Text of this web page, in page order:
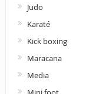
Judo
Karaté
Kick boxing
Maracana
Media